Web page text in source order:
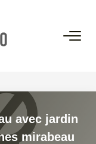
avec jardin
mirabeau